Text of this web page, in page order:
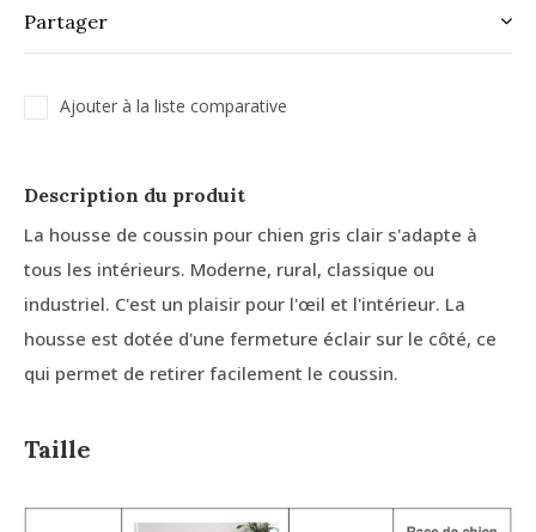
Partager
Ajouter à la liste comparative
Description du produit
La housse de coussin pour chien gris clair s'adapte à
tous les intérieurs. Moderne, rural, classique ou
industriel. C'est un plaisir pour l'œil et l'intérieur. La
housse est dotée d'une fermeture éclair sur le côté, ce
qui permet de retirer facilement le coussin.
Taille